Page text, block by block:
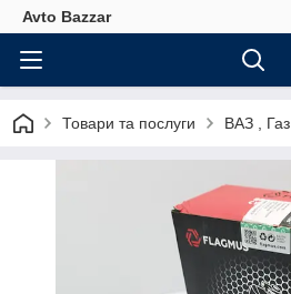
Avto Bazzar
Товари та послуги ВАЗ , Газ